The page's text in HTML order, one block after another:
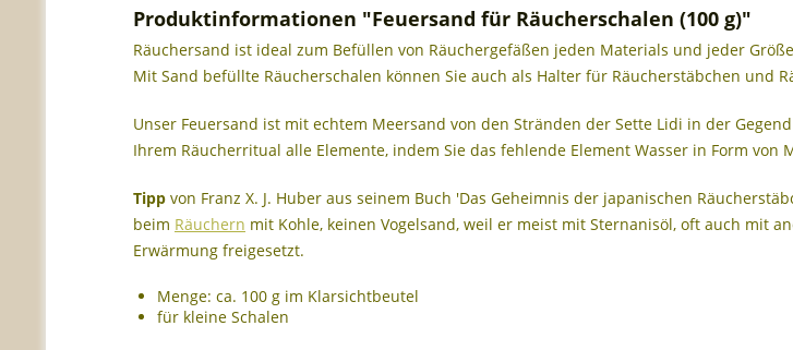
Produktinformationen "Feuersand für Räucherschalen (100 g)"
Räuchersand ist ideal zum Befüllen von Räuchergefäßen jeden Materials und jeder
Mit Sand befüllte Räucherschalen können Sie auch als Halter für Räucherstäbchen und
Unser Feuersand ist mit echtem Meersand von den Stränden der Sette Lidi in der
Ihrem Räucherritual alle Elemente, indem Sie das fehlende Element Wasser in Form von
Tipp von Franz X. J. Huber aus seinem Buch 'Das Geheimnis der japanischen
beim Räuchern mit Kohle, keinen Vogelsand, weil er meist mit Sternanisöl, oft auch mit
Erwärmung freigesetzt.
Menge: ca. 100 g im Klarsichtbeutel
für kleine Schalen